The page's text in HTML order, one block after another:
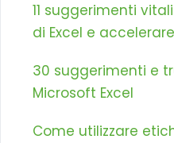
11 suggerimenti
di Excel e
30 suggerimenti e
Microsoft Excel
Come utilizzare